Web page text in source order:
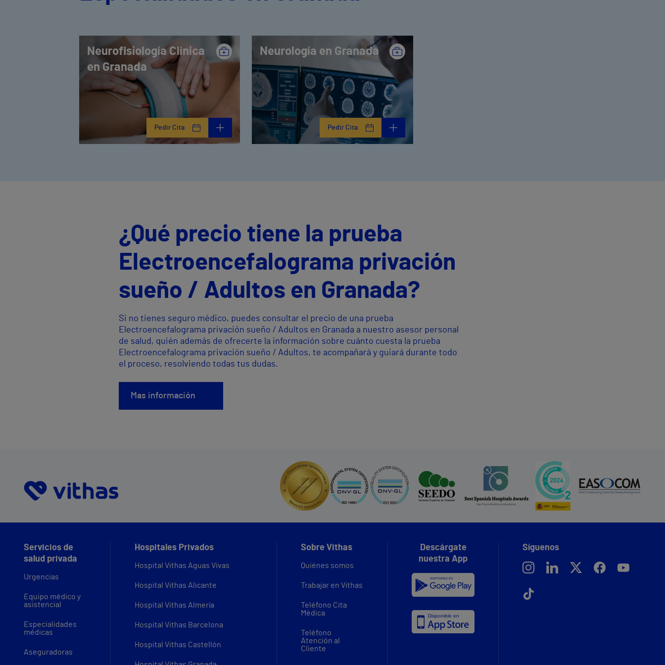
Neurofisiología Clínica
en Granada
Pedir Cita
Neurología en Granada
Pedir Cita
¿Qué precio tiene la prueba
Electroencefalograma privación
sueño / Adultos en Granada?
Si no tienes seguro médico, puedes consultar el precio de una prueba
Electroencefalograma privación sueño / Adultos en Granada a nuestro asesor personal
de salud, quién además de ofrecerte la información sobre cuánto cuesta la prueba
Electroencefalograma privación sueño / Adultos, te acompañará y guiará durante todo
el proceso, resolviendo todas tus dudas.
Mas información
Servicios de
salud privada
Urgencias
Equipo médico y
asistencial
Especialidades
médicas
Aseguradoras
Hospitales Privados
Hospital Vithas Aguas Vivas
Hospital Vithas Alicante
Hospital Vithas Almería
Hospital Vithas Barcelona
Hospital Vithas Castellón
Sobre Vithas
Quiénes somos
Trabajar en Vithas
Teléfono Cita
Médica
Teléfono
Atención al
Cliente
Descárgate
nuestra App
Síguenos